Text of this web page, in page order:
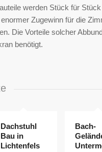
werden Stück für
Zugewinn für die
Die Vorteile solcher
benötigt.
Dachstuhl
Bau in
Lichtenfels
Bach-